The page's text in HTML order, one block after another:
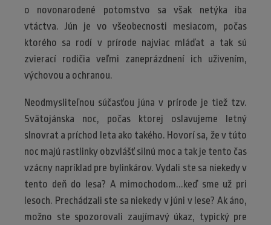
o novonarodené potomstvo sa však netýka iba
vtáctva. Jún je vo všeobecnosti mesiacom, počas
ktorého sa rodí v prírode najviac mláďat a tak sú
zvierací rodičia veľmi zaneprázdnení ich uživením,
výchovou a ochranou.
Neodmysliteľnou súčasťou júna v prírode je tiež tzv.
Svätojánska noc, počas ktorej oslavujeme letný
slnovrat a príchod leta ako takého. Hovorí sa, že v túto
noc majú rastlinky obzvlášť silnú moc a tak je tento čas
vzácny napríklad pre bylinkárov. Vydali ste sa niekedy v
tento deň do lesa? A mimochodom...keď sme už pri
lesoch. Prechádzali ste sa niekedy v júni v lese? Ak áno,
možno ste spozorovali zaujímavý úkaz, typický pre